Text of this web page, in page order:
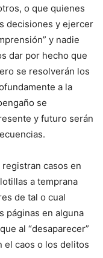
o que quienes
decisiones y ejercer
y nadie
dar por hecho que
se resolverán los
a la
se
y futuro serán
casos en
a temprana
de tal o cual
páginas en alguna
al “desaparecer”
el caos o los delitos